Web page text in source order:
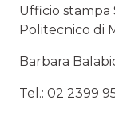
Ufficio stampa
Politecnico di
Barbara
Tel.: 02 2399